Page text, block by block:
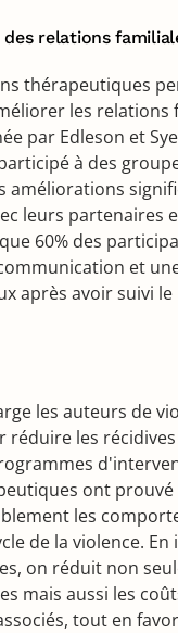
des relations
thérapeutiques
les relations
par Edleson et
à des
améliorations
leurs partenaires
60% des
et
après avoir suivi
les auteurs de
réduire les
ont prouvé
les
de la violence.
on réduit non
mais aussi les
tout en